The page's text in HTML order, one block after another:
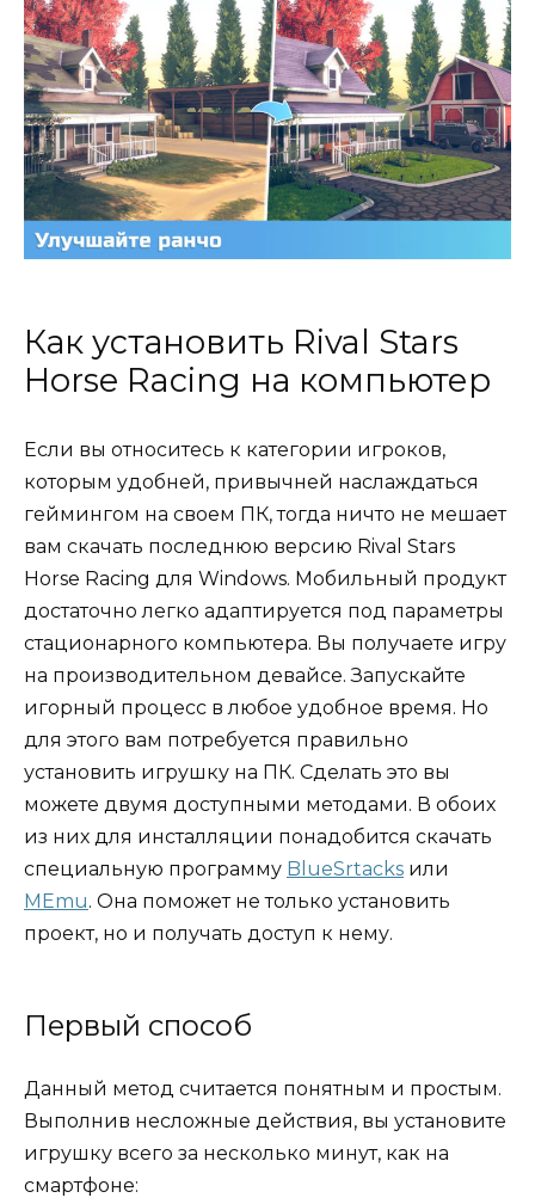
Как установить Rival Stars
Horse Racing на компьютер
Если вы относитесь к категории игроков,
которым удобней, привычней наслаждаться
геймингом на своем ПК, тогда ничто не мешает
вам скачать последнюю версию Rival Stars
Horse Racing для Windows. Мобильный продукт
достаточно легко адаптируется под параметры
стационарного компьютера. Вы получаете игру
на производительном девайсе. Запускайте
игорный процесс в любое удобное время. Но
для этого вам потребуется правильно
установить игрушку на ПК. Сделать это вы
можете двумя доступными методами. В обоих
из них для инсталляции понадобится скачать
специальную программу BlueSrtacks или
MEmu. Она поможет не только установить
проект, но и получать доступ к нему.
Первый способ
Данный метод считается понятным и простым.
Выполнив несложные действия, вы установите
игрушку всего за несколько минут, как на
смартфоне: